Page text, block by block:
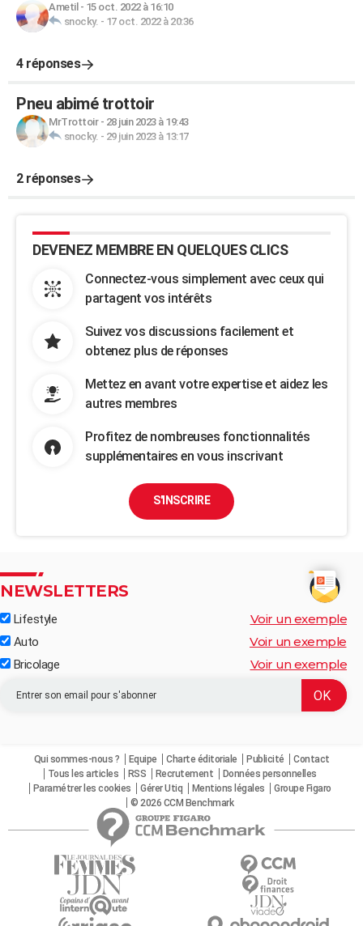
Ametil - 15 oct. 2022 à 16:10
snocky. - 17 oct. 2022 à 20:36
4 réponses
Pneu abimé trottoir
MrTrottoir- 28 juin 2023 à 19:43
snocky. - 29 juin 2023 à 13:17
2 réponses
DEVENEZ MEMBRE EN QUELQUES CLICS
Connectez-vous simplement avec ceux qui
partagent vos intérêts
Suivez vos discussions facilement et
obtenez plus de réponses
Mettez en avant votre expertise et aidez les
autres membres
Profitez de nombreuses fonctionnalités
supplémentaires en vous inscrivant
S'INSCRIRE
NEWSLETTERS
Lifestyle Voir un exemple
Auto Voir un exemple
Bricolage Voir un exemple
Qui sommes-nous ? Equipe Charte éditoriale Publicité
Contact
Tous les articles
RSS Recrutement
Données personnelles
Paramétrer les cookies
Gérer Utiq Mentions légales
Groupe Figaro
© 2026 CCM Benchmark